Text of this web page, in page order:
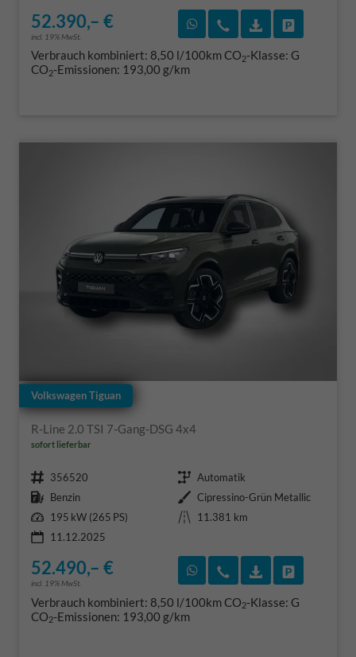
52.390,– €
incl. 19% MwSt.
Rückruf vereinbaren
Wir rufen Sie an
Verbrauch kombiniert: 8,50 l/100kmCO2-Klasse: G
CO2-Emissionen: 193,00 g/km
Volkswagen Tiguan
R-Line 2.0 TSI 7-Gang-DSG 4x4
sofort lieferbar
Fahrzeugnr. 356520 Getriebe Automatik
Kraftstoff Benzin Außenfarbe Cipressino-Grün Metallic
Leistung 195 kW (265 PS) Kilometerstand
11.381 km
11.12.2025
52.490,– €
incl. 19% MwSt.
Rückruf vereinbaren
Wir rufen Sie an
Verbrauch kombiniert: 8,50 l/100kmCO2-Klasse: G
CO2-Emissionen: 193,00 g/km